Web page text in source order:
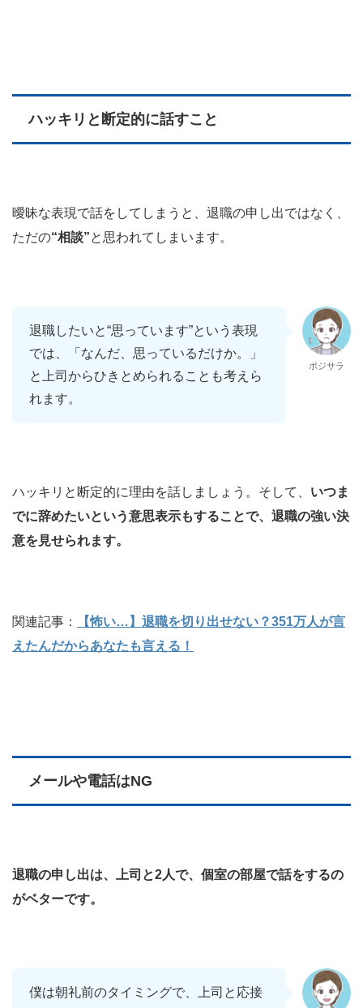
ハッキリと断定的に話すこと
曖昧な表現で話をしてしまうと、退職の申し出ではなく、
ただの“相談”と思われてしまいます。
退職したいと“思っています”という表現
では、「なんだ、思っているだけか。」
と上司からひきとめられることも考えら
れます。
ポジサラ
ハッキリと断定的に理由を話しましょう。そして、 いつま
でに辞めたいという意思表示もすることで、退職の強い決
意を見せられます。
関連記事：
【怖い…】退職を切り出せない？351万人が言
えたんだからあなたも言える！
メールや電話はNG
退職の申し出は、上司と2人で、個室の部屋で話をするの
がベターです。
僕は朝礼前のタイミングで、上司と応接